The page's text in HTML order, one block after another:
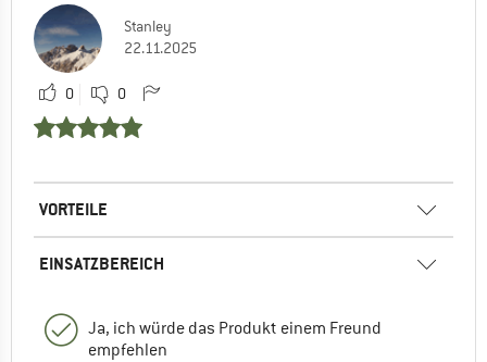
Stanley
22.11.2025
0 0
VORTEILE
EINSATZBEREICH
Ja, ich würde das Produkt einem Freund
empfehlen